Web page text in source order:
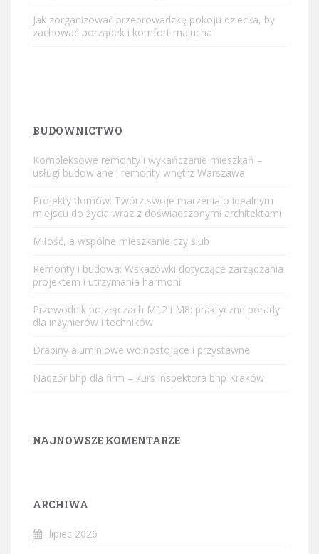
Jak zorganizować przeprowadzkę pokoju dziecka, by
zachować porządek i komfort malucha
BUDOWNICTWO
Kompleksowe remonty i wykańczanie mieszkań –
usługi budowlane i remonty wnętrz Warszawa
Projekty domów: Twórz swoje marzenia o idealnym
miejscu do życia wraz z doświadczonymi architektami
Miłość, a wspólne mieszkanie czy ślub
Remonty i budowa: Wskazówki dotyczące zarządzania
projektem i utrzymania harmonii
Przewodnik po złączach M12 i M8: praktyczne porady
dla inżynierów i techników
Drabiny aluminiowe wolnostojące i przystawne
Nadzór bhp dla firm – kurs inspektora bhp Kraków
NAJNOWSZE KOMENTARZE
ARCHIWA
lipiec 2026